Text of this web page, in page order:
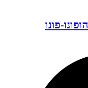
הופונו-פונו